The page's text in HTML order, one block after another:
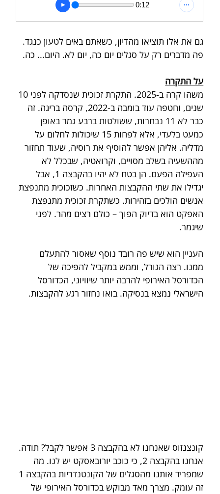
0:12
גם את אלו תוציאו מהדיון, כשאתם באים לטעון כנגד.
פה מדברים רק על סגלים יום כה, יום לא. היום... כה.
על התקרה
שנים, וחטפה עוד בומבה ב-2022, קרסה בריגה. זה
כבר לא 11 נבחרות, ששולטות ברבע גמר באופן
כמעט בלעדי, אלא לפחות 15 שיכולות לחלום על
מדליה. אליהן אפשר להוסיף את רוסיה, שעוד תחזור
מההשעיה בשלב מסויים, וקרואטיה, שבכלל לא
העפילה הפעם. הן בטח לא יהיו בהקבצה 1, אבל
יגדילו את שתי ההקבצות האחרות. כשזכוכית מתנפצת
אנשים הולכים בזהירות. כשתקרת זכוכית מתנפצת
האפקט הוא בדיוק הפוך – כולם רצים מהר. לפני
שיגמר.
העניין הוא שיש פה רובד נוסף שאסור להתעלם
ממנו. רצה הגורל, וממש במקביל להפיכה של
הכדורסל האירופי להרבה יותר שיוויוני, הכדורסל
הישראלי נמצא בנסיקה. בואו נחזור רגע להקבצות.
קונצנזוס שאנחנו לא בהקבצה 3 אפשר לקבל? תודה.
אנחנו בהקבצה 2, כי כוכב יורובאסקט יש לנו. מה
זה עומק. מצרך מאד מבוקש בכדורסל האירופי של